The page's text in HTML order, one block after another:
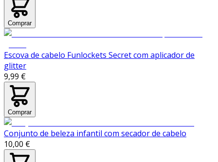
Comprar
Escova de cabelo Funlockets Secret com aplicador de
glitter
9,99 €
Comprar
Conjunto de beleza infantil com secador de cabelo
10,00 €